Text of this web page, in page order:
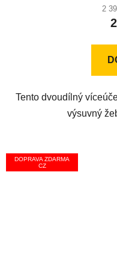
2
Tento dvoudílný
výsuvný
DOPRAVA ZDARMA
CZ